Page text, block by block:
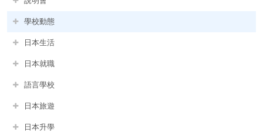
學校動態
日本生活
日本就職
語言學校
日本旅遊
日本升學